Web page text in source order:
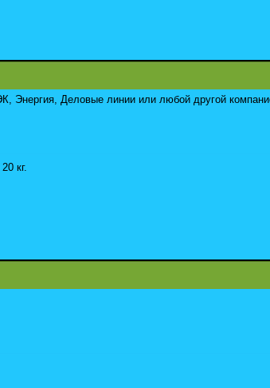
Энергия, Деловые линии или любой другой
кг.